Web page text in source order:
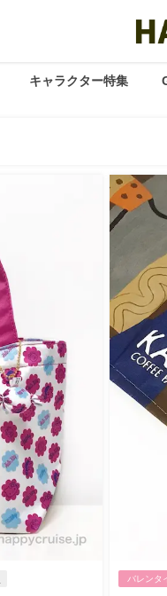
キャラクター特集
バレンタ